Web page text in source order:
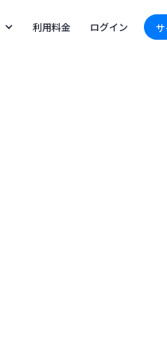
利用料金 ログイン